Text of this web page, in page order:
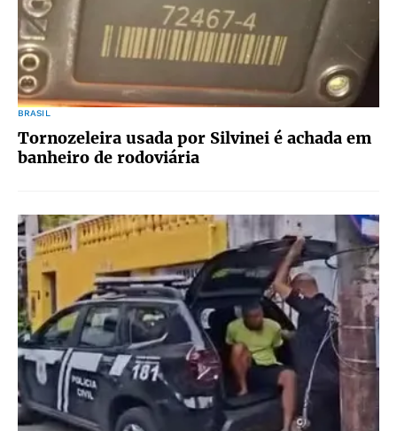
BRASIL
Tornozeleira usada por Silvinei é achada em
banheiro de rodoviária